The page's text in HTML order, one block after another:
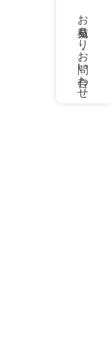
お見積もり・お問い合わせ